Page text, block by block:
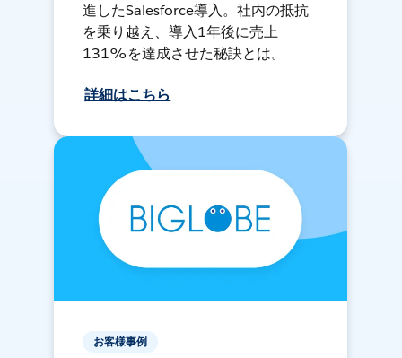
進したSalesforce導入。社内の抵抗
を乗り越え、導入1年後に売上
131%を達成させた秘訣とは。
詳細はこちら
お客様事例